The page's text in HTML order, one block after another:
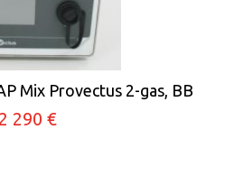
Mix Provectus 2-gas, BB
290 €